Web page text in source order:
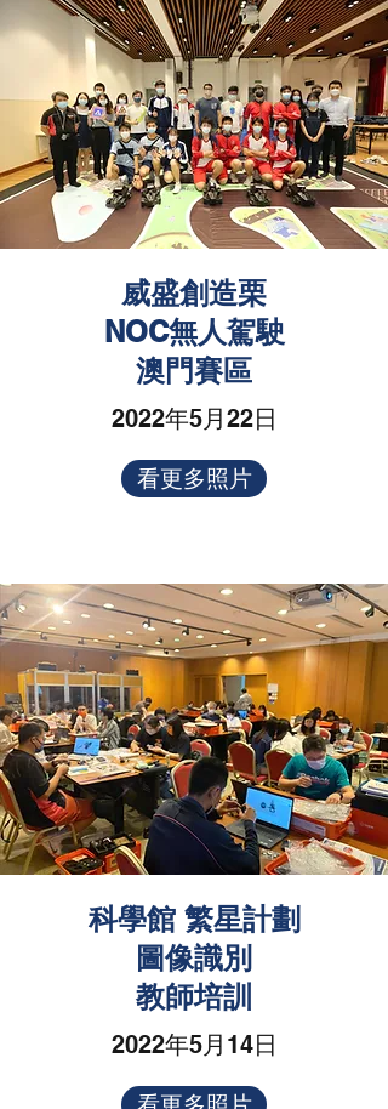
威盛創造栗
NOC無人駕駛
澳門賽區
2022年5月22日
看更多照片
科學館 繁星計劃
圖像識別
教師培訓
2022年5月14日